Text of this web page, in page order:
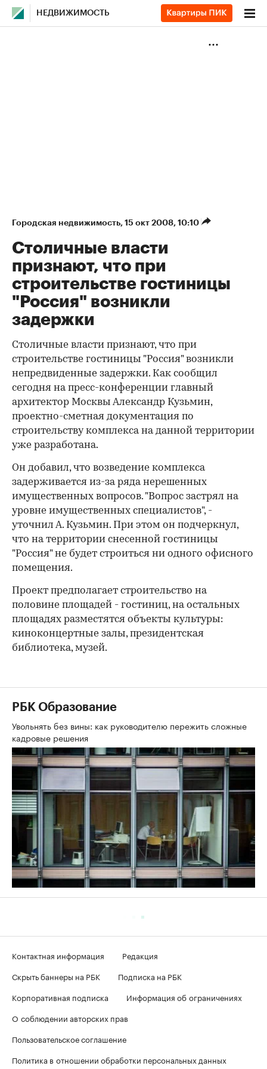
НЕДВИЖИМОСТЬ
Городская недвижимость⁠, 15 окт 2008, 10:10
Столичные власти
признают, что при
строительстве гостиницы
"Россия" возникли
задержки
Столичные власти признают, что при
строительстве гостиницы "Россия" возникли
непредвиденные задержки. Как сообщил
сегодня на пресс-конференции главный
архитектор Москвы Александр Кузьмин,
проектно-сметная документация по
строительству комплекса на данной территории
уже разработана.
Он добавил, что возведение комплекса
задерживается из-за ряда нерешенных
имущественных вопросов. "Вопрос застрял на
уровне имущественных специалистов", -
уточнил А. Кузьмин. При этом он подчеркнул,
что на территории снесенной гостиницы
"Россия" не будет строиться ни одного офисного
помещения.
Проект предполагает строительство на
половине площадей - гостиниц, на остальных
площадях разместятся объекты культуры:
киноконцертные залы, президентская
библиотека, музей.
РБК Образование
Увольнять без вины: как руководителю пережить сложные
кадровые решения
Контактная информация
Редакция
Скрыть баннеры на РБК
Подписка на РБК
Корпоративная подписка
Информация об ограничениях
О соблюдении авторских прав
Пользовательское соглашение
Политика в отношении обработки персональных данных